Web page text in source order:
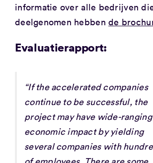
informatie over alle bedrijven
deelgenomen hebbende
Evaluatierapport:
“If the accelerated companies
continue to be successful, the
project may have wide-ranging
economic impact by yielding
several companies with